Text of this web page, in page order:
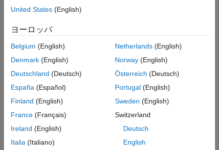
close SFTP または FTP サーバーへの接続を閉じる
delete
SFTP または FTP サーバー上にあるファイルの削
の一覧表示
mget
SFTP または FTP サーバーからのファイルのダウ
ンロード
mkdir
SFTP または FTP サーバーでの新規フォルダーの
United States (English)
ヨーロッパ
Belgium (English)
Denmark (English)
Deutschland (Deutsch)
España (Español)
Finland (English)
France (Français)
Ireland (English)
Italia (Italiano)
Netherlands(English)
Norway(English)
Österreich (Deutsch)
Portugal(English)
Sweden (English)
Switzerland
Deutsch
English